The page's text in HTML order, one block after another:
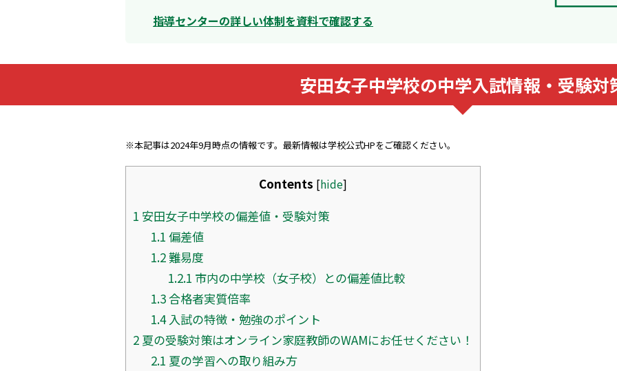
指導センターの詳しい体制を資料で確認する
安田女子中学校の中学入試情報・受験対
※本記事は2024年9月時点の情報です。最新情報は学校公式HPをご確認ください。
Contents [hide]
1 安田女子中学校の偏差値・受験対策
1.1 偏差値
1.2難易度
1.2.1 市内の中学校（女子校）との偏差値比較
1.3合格者実質倍率
1.4入試の特徴・勉強のポイント
2 夏の受験対策はオンライン家庭教師のWAMにお任せください！
2.1 夏の学習への取り組み方